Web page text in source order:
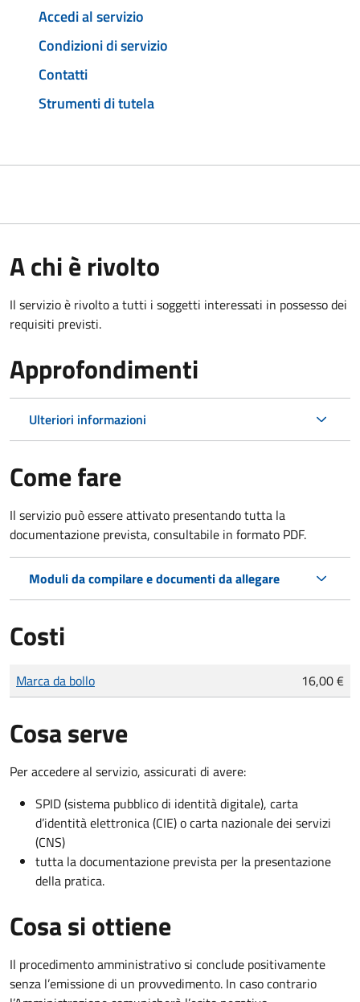
Accedi al servizio
Condizioni di servizio
Contatti
Strumenti di tutela
A chi è rivolto
Il servizio è rivolto a tutti i soggetti interessati in possesso dei
requisiti previsti.
Approfondimenti
Ulteriori informazioni
Come fare
Il servizio può essere attivato presentando tutta la
documentazione prevista, consultabile in formato PDF.
Moduli da compilare e documenti da allegare
Costi
Tipo di pagamento
Importo
Marca da bollo 16,00 €
Cosa serve
Per accedere al servizio, assicurati di avere:
SPID (sistema pubblico di identità digitale), carta
d’identità elettronica (CIE) o carta nazionale dei servizi
(CNS)
tutta la documentazione prevista per la presentazione
della pratica.
Cosa si ottiene
Il procedimento amministrativo si conclude positivamente
senza l’emissione di un provvedimento. In caso contrario